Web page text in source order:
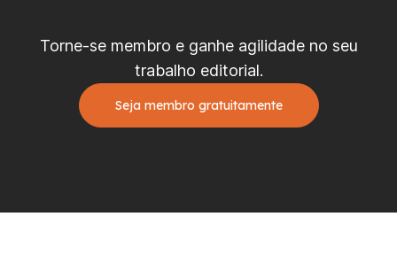
Torne-se membro e ganhe agilidade no seu
trabalho editorial.
Seja membro gratuitamente